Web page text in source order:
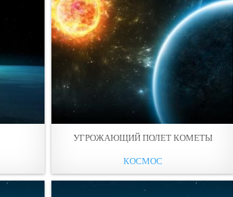
УГРОЖАЮЩИЙ ПОЛЕТ КОМЕТЫ
КОСМОС